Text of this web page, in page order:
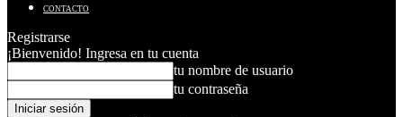
CONTACTO
Registrarse
¡Bienvenido! Ingresa en tu cuenta
tu nombre de usuario
tu contraseña